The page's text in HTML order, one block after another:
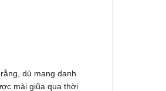
dù mang danh
mài giũa qua thời